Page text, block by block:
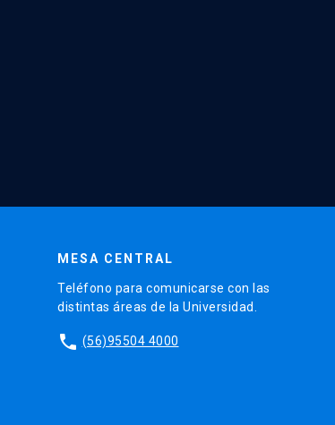
MESA CENTRAL
Teléfono para comunicarse con las
distintas áreas de la Universidad.
phone (56)95504 4000